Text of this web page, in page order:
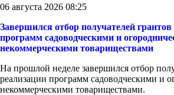
06 августа 2026 08:25
Завершился отбор получателей
программ садоводческими и
некоммерческими товариществами
На прошлой неделе завершился отбор
реализации программ садоводческими и
некоммерческими товариществами.